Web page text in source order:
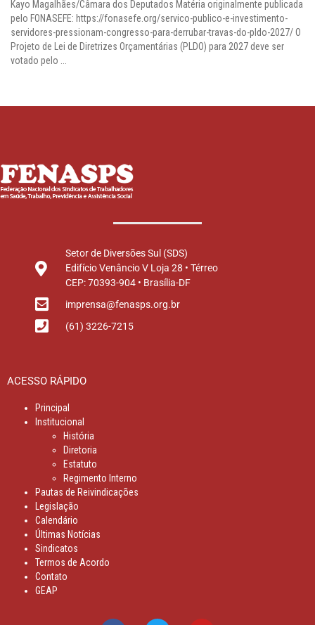
Kayo Magalhães/Câmara dos Deputados Matéria originalmente publicada
pelo FONASEFE: https://fonasefe.org/servico-publico-e-investimento-
servidores-pressionam-congresso-para-derrubar-travas-do-pldo-2027/ O
Projeto de Lei de Diretrizes Orçamentárias (PLDO) para 2027 deve ser
votado pelo ...
Setor de Diversões Sul (SDS)
Edifício Venâncio V Loja 28 • Térreo
CEP: 70393-904 • Brasília-DF
imprensa@fenasps.org.br
(61) 3226-7215
ACESSO RÁPIDO
Principal
Institucional
História
Diretoria
Estatuto
Regimento Interno
Pautas de Reivindicações
Legislação
Calendário
Últimas Notícias
Sindicatos
Termos de Acordo
Contato
GEAP